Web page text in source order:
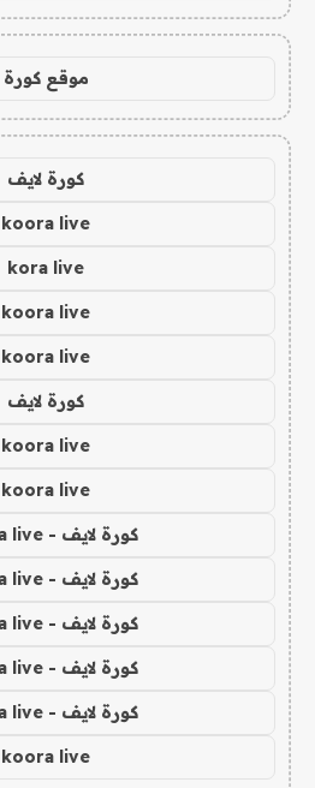
موقع كورة
كورة لايف
koora live
kora live
koora live
koora live
كورة لايف
koora live
koora live
كورة لايف - koora live
كورة لايف - koora live
كورة لايف - koora live
كورة لايف - koora live
كورة لايف - koora live
koora live